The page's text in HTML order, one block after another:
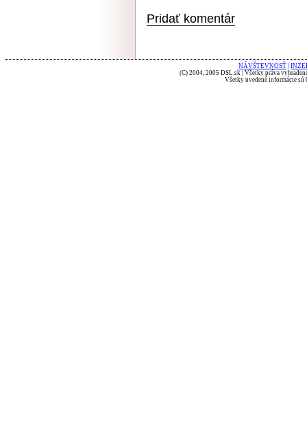
Pridať komentár
NÁVŠTEVNOSŤ
(C) 2004, 2005 DSL.sk | Všetky práva
Všetky uvedené informácie sú